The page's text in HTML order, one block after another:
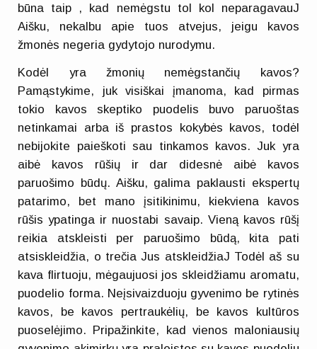
būna taip , kad nemėgstu tol kol neparagavauJ
Aišku, nekalbu apie tuos atvejus, jeigu kavos
žmonės negeria gydytojo nurodymu.
Kodėl yra žmonių nemėgstančių kavos?
Pamąstykime, juk visiškai įmanoma, kad pirmas
tokio kavos skeptiko puodelis buvo paruoštas
netinkamai arba iš prastos kokybės kavos, todėl
nebijokite paieškoti sau tinkamos kavos. Juk yra
aibė kavos rūšių ir dar didesnė aibė kavos
paruošimo būdų. Aišku, galima paklausti ekspertų
patarimo, bet mano įsitikinimu, kiekviena kavos
rūšis ypatinga ir nuostabi savaip. Vieną kavos rūšį
reikia atskleisti per paruošimo būdą, kita pati
atsiskleidžia, o trečia Jus atskleidžiaJ Todėl aš su
kava flirtuoju, mėgaujuosi jos skleidžiamu aromatu,
puodelio forma. Neįsivaizduoju gyvenimo be rytinės
kavos, be kavos pertraukėlių, be kavos kultūros
puoselėjimo. Pripažinkite, kad vienos maloniausių